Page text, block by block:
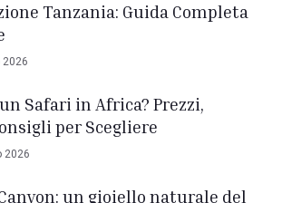
Tanzania: Guida Completa
Safari in Africa? Prezzi,
per Scegliere
2026
un gioiello naturale del